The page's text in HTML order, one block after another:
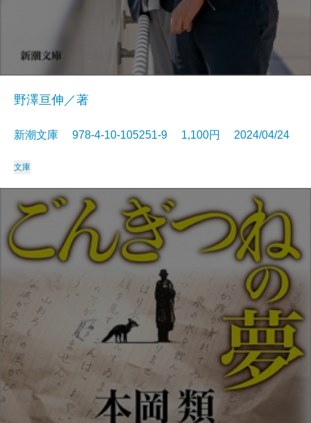
野澤亘伸／著
新潮文庫 978-4-10-105251-9 1,100円 2024/04/24
文庫